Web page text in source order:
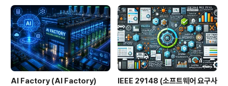
AI Factory (AI Factory)
IEEE 29148 (소프트웨어 요구사